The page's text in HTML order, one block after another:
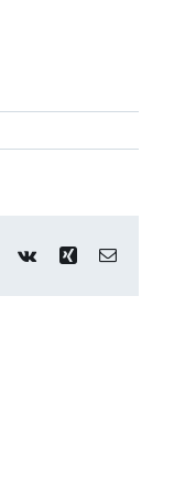
Pinterest
Vk Xing Correo